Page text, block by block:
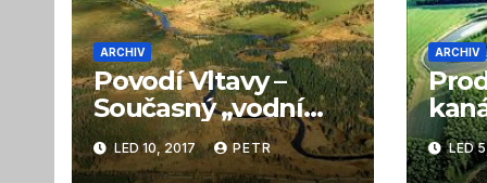
ARCHIV
Povodí Vltavy –
Současný „vodní
luxus“ nebude trvat
věčně
LED 10, 2017 PETR
ARCHIV
LED